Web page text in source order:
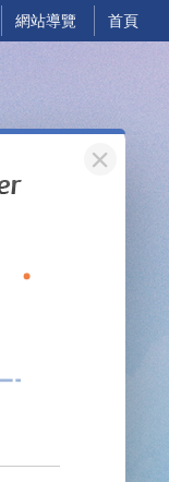
網站導覽 首頁
關閉